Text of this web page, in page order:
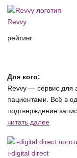
Revvy
рейтинг
Для кого:
Revvy — сервис для
пациентами. Всё в
подтверждение
читать далее
i-digital direct